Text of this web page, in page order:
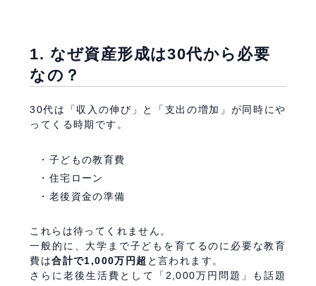
1. なぜ資産形成は30代から必要
なの？
30代は「収入の伸び」と「支出の増加」が同時にや
ってくる時期です。
子どもの教育費
住宅ローン
老後資金の準備
これらは待ってくれません。
一般的に、大学まで子どもを育てるのに必要な教育
費は合計で1,000万円超 と言われます。
さらに老後生活費として「2,000万円問題」も話題